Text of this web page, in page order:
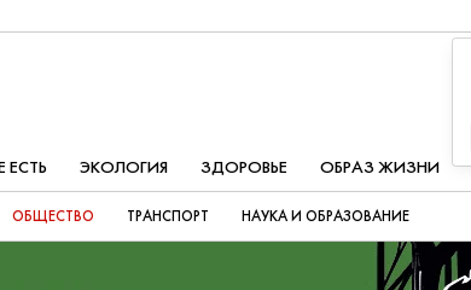
ЕСТЬ ЭКОЛОГИЯ ЗДОРОВЬЕ ОБРАЗ ЖИЗНИ
ОБЩЕСТВО ТРАНСПОРТ НАУКА И ОБРАЗОВАНИЕ